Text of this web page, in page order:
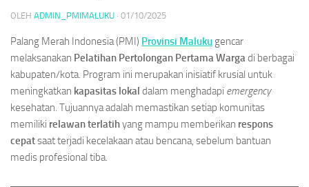
OLEH ADMIN_PMIMALUKU · 01/10/2025
Palang Merah Indonesia (PMI) Provinsi Maluku gencar
melaksanakan Pelatihan Pertolongan Pertama Wargadi berbagai
kabupaten/kota. Program ini merupakan inisiatif krusial untuk
meningkatkan kapasitas lokal dalam menghadapi emergency
kesehatan. Tujuannya adalah memastikan setiap komunitas
memiliki relawan terlatihyang mampu memberikan respons
cepatsaat terjadi kecelakaan atau bencana, sebelum bantuan
medis profesional tiba.